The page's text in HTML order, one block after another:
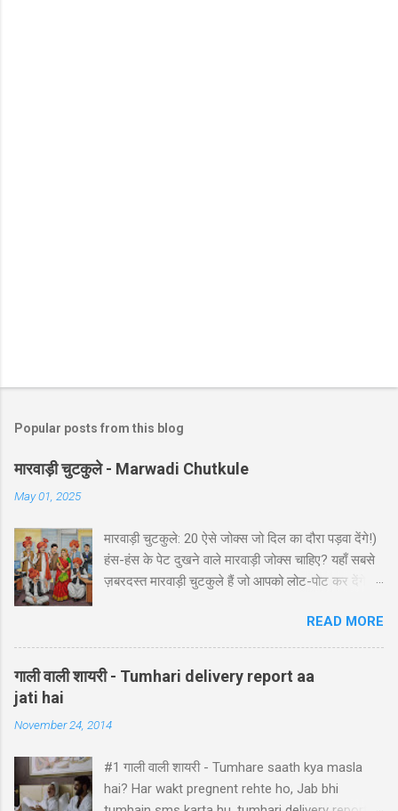
Popular posts from this blog
मारवाड़ी चुटकुले - Marwadi Chutkule
May 01, 2025
मारवाड़ी चुटकुले: 20 ऐसे जोक्स जो दिल का दौरा पड़वा देंगे!)
हंस-हंस के पेट दुखने वाले मारवाड़ी जोक्स चाहिए? यहाँ सबसे
ज़बरदस्त मारवाड़ी चुटकुले हैं जो आपको लोट-पोट कर देंगे! ⚡
पढ़ते ही हंसी नहीं रोक पाएंगे आप! 🤪 😂 मारवाड़ी हंसी के
धमाकेदार जोक्स 💥 "एक मारवाड़ी ने अपनी बीवी को गिफ्ट में
डायमंड रिंग दी। बीवी खुश होकर बोली: 'ये तो असली लगती
है!' मारवाड़ी: 'हां प्रिये, बिल्कुल असली... दुकानदार ने मुझे
इन चाइना'* 😂" Copy "मारवाड़ी बेटा: पापा! मैंने ₹10,000
₹5,000 में बेच दी! पापा: पर वो तो ₹50,000 की थी! बेटा: हां पापा,
इसीलिए तो ₹10,000 कमाए... ₹45,000 तो मैंने अपने पास रख
READ MORE
गाली वाली शायरी - Tumhari delivery report aa
jati hai
November 24, 2014
#1 गाली वाली शायरी - Tumhare saath kya masla
hai? Har wakt pregnent rehte ho, Jab bhi